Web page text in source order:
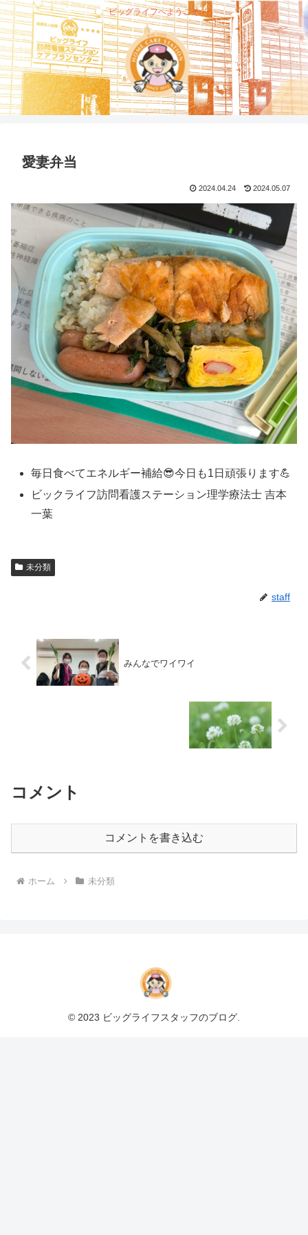
ビッグライフへようこそ
愛妻弁当
2024.04.24 2024.05.07
毎日食べてエネルギー補給😎今日も1日頑張ります💪
ビックライフ訪問看護ステーション理学療法士 吉本
一葉
未分類
staff
みんなでワイワイ
コメント
コメントを書き込む
ホーム 未分類
© 2023 ビッグライフスタッフのブログ.